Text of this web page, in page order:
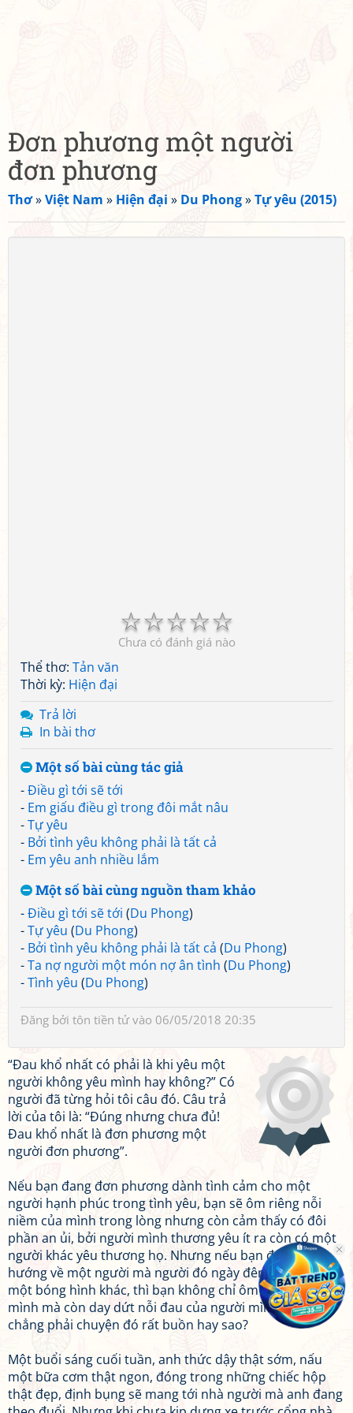
Đơn phương một người
đơn phương
Thơ»Việt Nam » Hiện đại » Du Phong»Tự yêu (2015)
☆
☆
☆
☆
☆
Chưa có đánh giá nào
Thể thơ: Tản văn
Thời kỳ: Hiện đại
Trả lời
In bài thơ
Một số bài cùng tác giả
-Điều gì tới sẽ tới
- Em giấu điều gì trong đôi mắt nâu
-Tự yêu
- Bởi tình yêu không phải là tất cả
- Em yêu anh nhiều lắm
Một số bài cùng nguồn tham khảo
-Điều gì tới sẽ tới (Du Phong)
-Tự yêu (Du Phong)
- Bởi tình yêu không phải là tất cả (Du Phong)
-Ta nợ người một món nợ ân tình (Du Phong)
-Tình yêu (Du Phong)
Đăng bởi tôn tiền tửvào 06/05/2018 20:35
“Đau khổ nhất có phải là khi yêu một
người không yêu mình hay không?” Có
người đã từng hỏi tôi câu đó. Câu trả
lời của tôi là: “Đúng nhưng chưa đủ!
Đau khổ nhất là đơn phương một
người đơn phương”.
Nếu bạn đang đơn phương dành tình cảm cho một
người hạnh phúc trong tình yêu, bạn sẽ ôm riêng nỗi
niềm của mình trong lòng nhưng còn cảm thấy có đôi
phần an ủi, bởi người mình thương yêu ít ra còn có một
người khác yêu thương họ. Nhưng nếu bạn đêm ngày
hướng về một người mà người đó ngày đêm dõi theo
một bóng hình khác, thì bạn không chỉ ôm nỗi đau của
mình mà còn day dứt nỗi đau của người mình yêu nữa,
chẳng phải chuyện đó rất buồn hay sao?
Một buổi sáng cuối tuần, anh thức dậy thật sớm, nấu
một bữa cơm thật ngon, đóng trong những chiếc hộp
thật đẹp, định bụng sẽ mang tới nhà người mà anh đang